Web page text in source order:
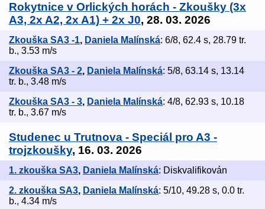
Rokytnice v Orlických horách - Zkoušky (3x
A3, 2x A2, 2x A1) + 2x J0, 28. 03. 2026
Zkouška SA3 -1, Daniela Malínská: 6/8, 62.4 s, 28.79 tr.
b., 3.53 m/s
Zkouška SA3 - 2, Daniela Malínská: 5/8, 63.14 s, 13.14
tr. b., 3.48 m/s
Zkouška SA3 - 3, Daniela Malínská: 4/8, 62.93 s, 10.18
tr. b., 3.67 m/s
Studenec u Trutnova - Speciál pro A3 -
trojzkoušky, 16. 03. 2026
1. zkouška SA3, Daniela Malínská: Diskvalifikován
2. zkouška SA3, Daniela Malínská: 5/10, 49.28 s, 0.0 tr.
b., 4.34 m/s